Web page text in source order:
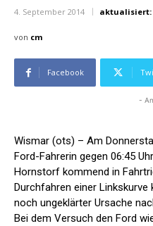
4. September 2014 aktualisiert:
von cm
Facebook
-
Wismar (ots) – Am
Ford-Fahrerin gegen 06:45
Hornstorf kommend in
Durchfahren einer
noch ungeklärter Ursache
Bei dem Versuch den Ford